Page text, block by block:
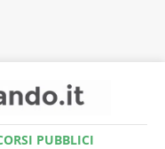
PUBBLICI